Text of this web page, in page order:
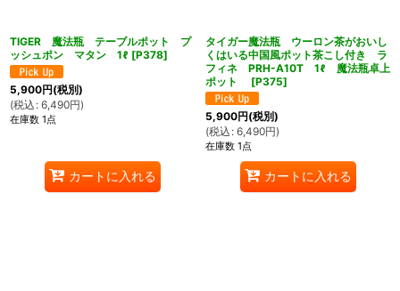
TIGER 魔法瓶 テーブルポット プ
ッシュポン マタン 1ℓ [P378]
5,900円(税別)
(税込 : 6,490円)
在庫数 1点
カートに入れる
タイガー魔法瓶 ウーロン茶がおいし
くはいる中国風ポット茶こし付き ラ
フィネ PRH-A10T 1ℓ 魔法瓶卓上
ポット
[P375]
5,900円(税別)
(税込 : 6,490円)
在庫数 1点
カートに入れる